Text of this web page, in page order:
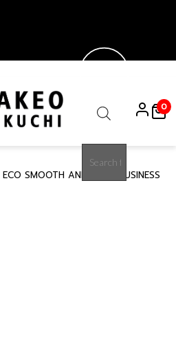
search
0
SMOOTH AND SILKY BUSINESS
50%